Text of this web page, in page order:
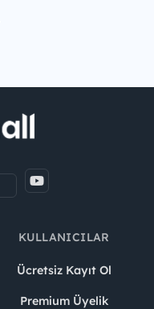
KULLANICILAR
Ücretsiz Kayıt Ol
Premium Üyelik